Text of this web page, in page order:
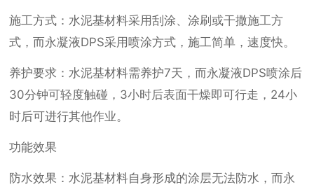
施工方式：水泥基材料采用刮涂、涂刷或干撒施工方
式，而永凝液DPS采用喷涂方式，施工简单，速度快。
养护要求：水泥基材料需养护7天，而永凝液DPS喷涂后
30分钟可轻度触碰，3小时后表面干燥即可行走，24小
时后可进行其他作业。
功能效果
防水效果：水泥基材料自身形成的涂层无法防水，而永